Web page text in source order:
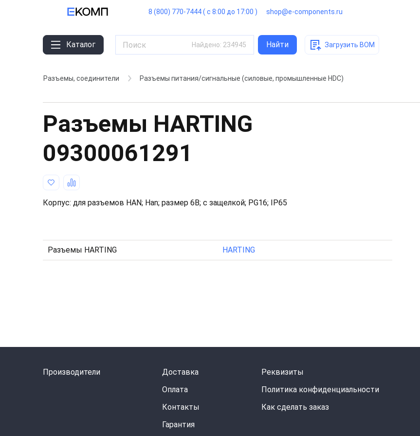
8 (800) 770-7444 ( с 8:00 до 17:00 ) shop@e-components.ru
Каталог Найдено: 234945 Найти Загрузить BOM
Разъемы, соединители Разъемы питания/сигнальные (силовые, промышленные HDC)
Разъeмы HARTING
09300061291
Корпус: для разъемов HAN; Han; размер 6В; с защелкой; PG16; IP65
Разъeмы HARTING HARTING
Производители
Доставка
Оплата
Контакты
Гарантия
Реквизиты
Политика конфиденциальности
Как сделать заказ